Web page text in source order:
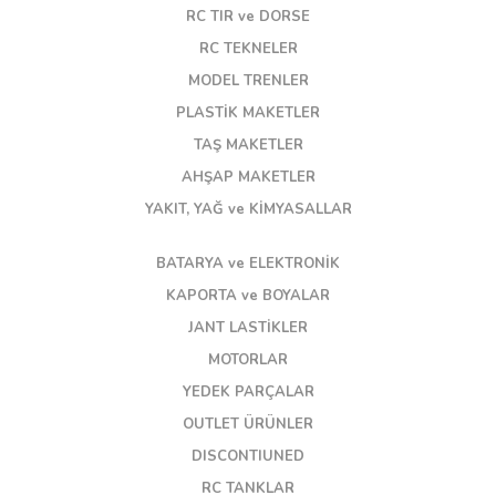
RC TIR ve DORSE
RC TEKNELER
MODEL TRENLER
PLASTİK MAKETLER
TAŞ MAKETLER
AHŞAP MAKETLER
YAKIT, YAĞ ve KİMYASALLAR
BATARYA ve ELEKTRONİK
KAPORTA ve BOYALAR
JANT LASTİKLER
MOTORLAR
YEDEK PARÇALAR
OUTLET ÜRÜNLER
DISCONTIUNED
RC TANKLAR